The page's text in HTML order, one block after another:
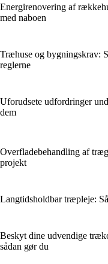
Energirenovering af
med naboen
Træhuse og bygningskrav:
reglerne
Uforudsete udfordringer
dem
Overfladebehandling af
projekt
Langtidsholdbar træpleje:
Beskyt dine udvendige
sådan gør du